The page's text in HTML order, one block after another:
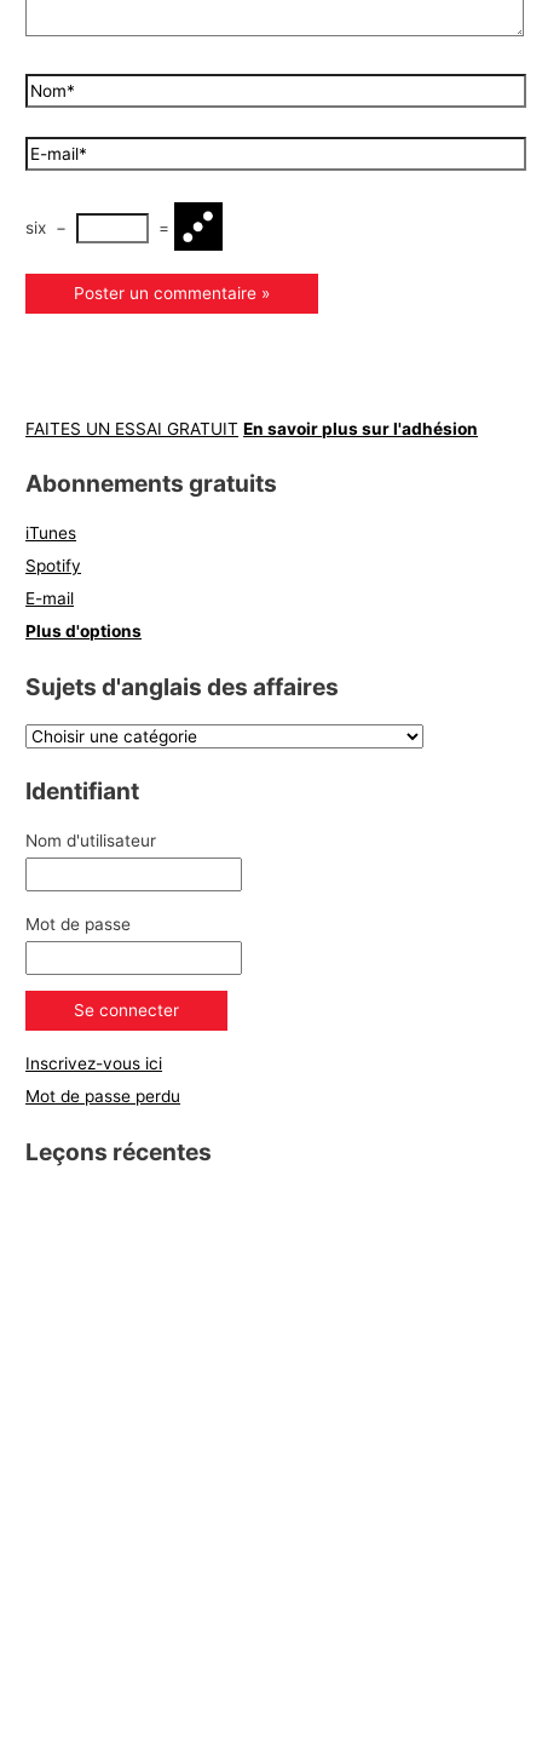
six − =
FAITES UN ESSAI GRATUIT En savoir plus sur l'adhésion
Abonnements gratuits
iTunes
Spotify
E-mail
Plus d'options
Sujets d'anglais des affaires
Identifiant
Nom d'utilisateur
Mot de passe
Inscrivez-vous ici
Mot de passe perdu
Leçons récentes